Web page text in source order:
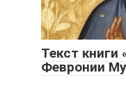
Текст книги
Февронии